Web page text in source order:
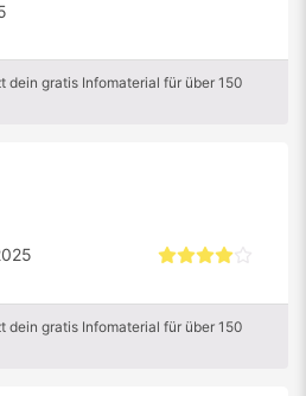
dein gratis Infomaterial für über 150
dein gratis Infomaterial für über 150